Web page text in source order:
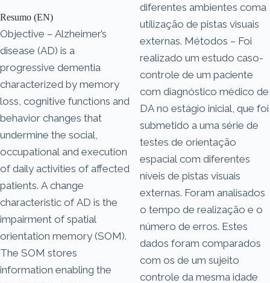
Resumo (EN)
Objective – Alzheimer’s
disease (AD) is a
progressive dementia
characterized by memory
loss, cognitive functions and
behavior changes that
undermine the social,
occupational and execution
of daily activities of affected
patients. A change
characteristic of AD is the
impairment of spatial
orientation memory (SOM).
The SOM stores
information enabling the
diferentes ambientes coma
utilização de pistas visuais
externas. Métodos – Foi
realizado um estudo caso-
controle de um paciente
com diagnóstico médico de
DA no estágio inicial, que foi
submetido a uma série de
testes de orientação
espacial com diferentes
níveis de pistas visuais
externas. Foram analisados
o tempo de realização e o
número de erros. Estes
dados foram comparados
com os de um sujeito
controle da mesma idade